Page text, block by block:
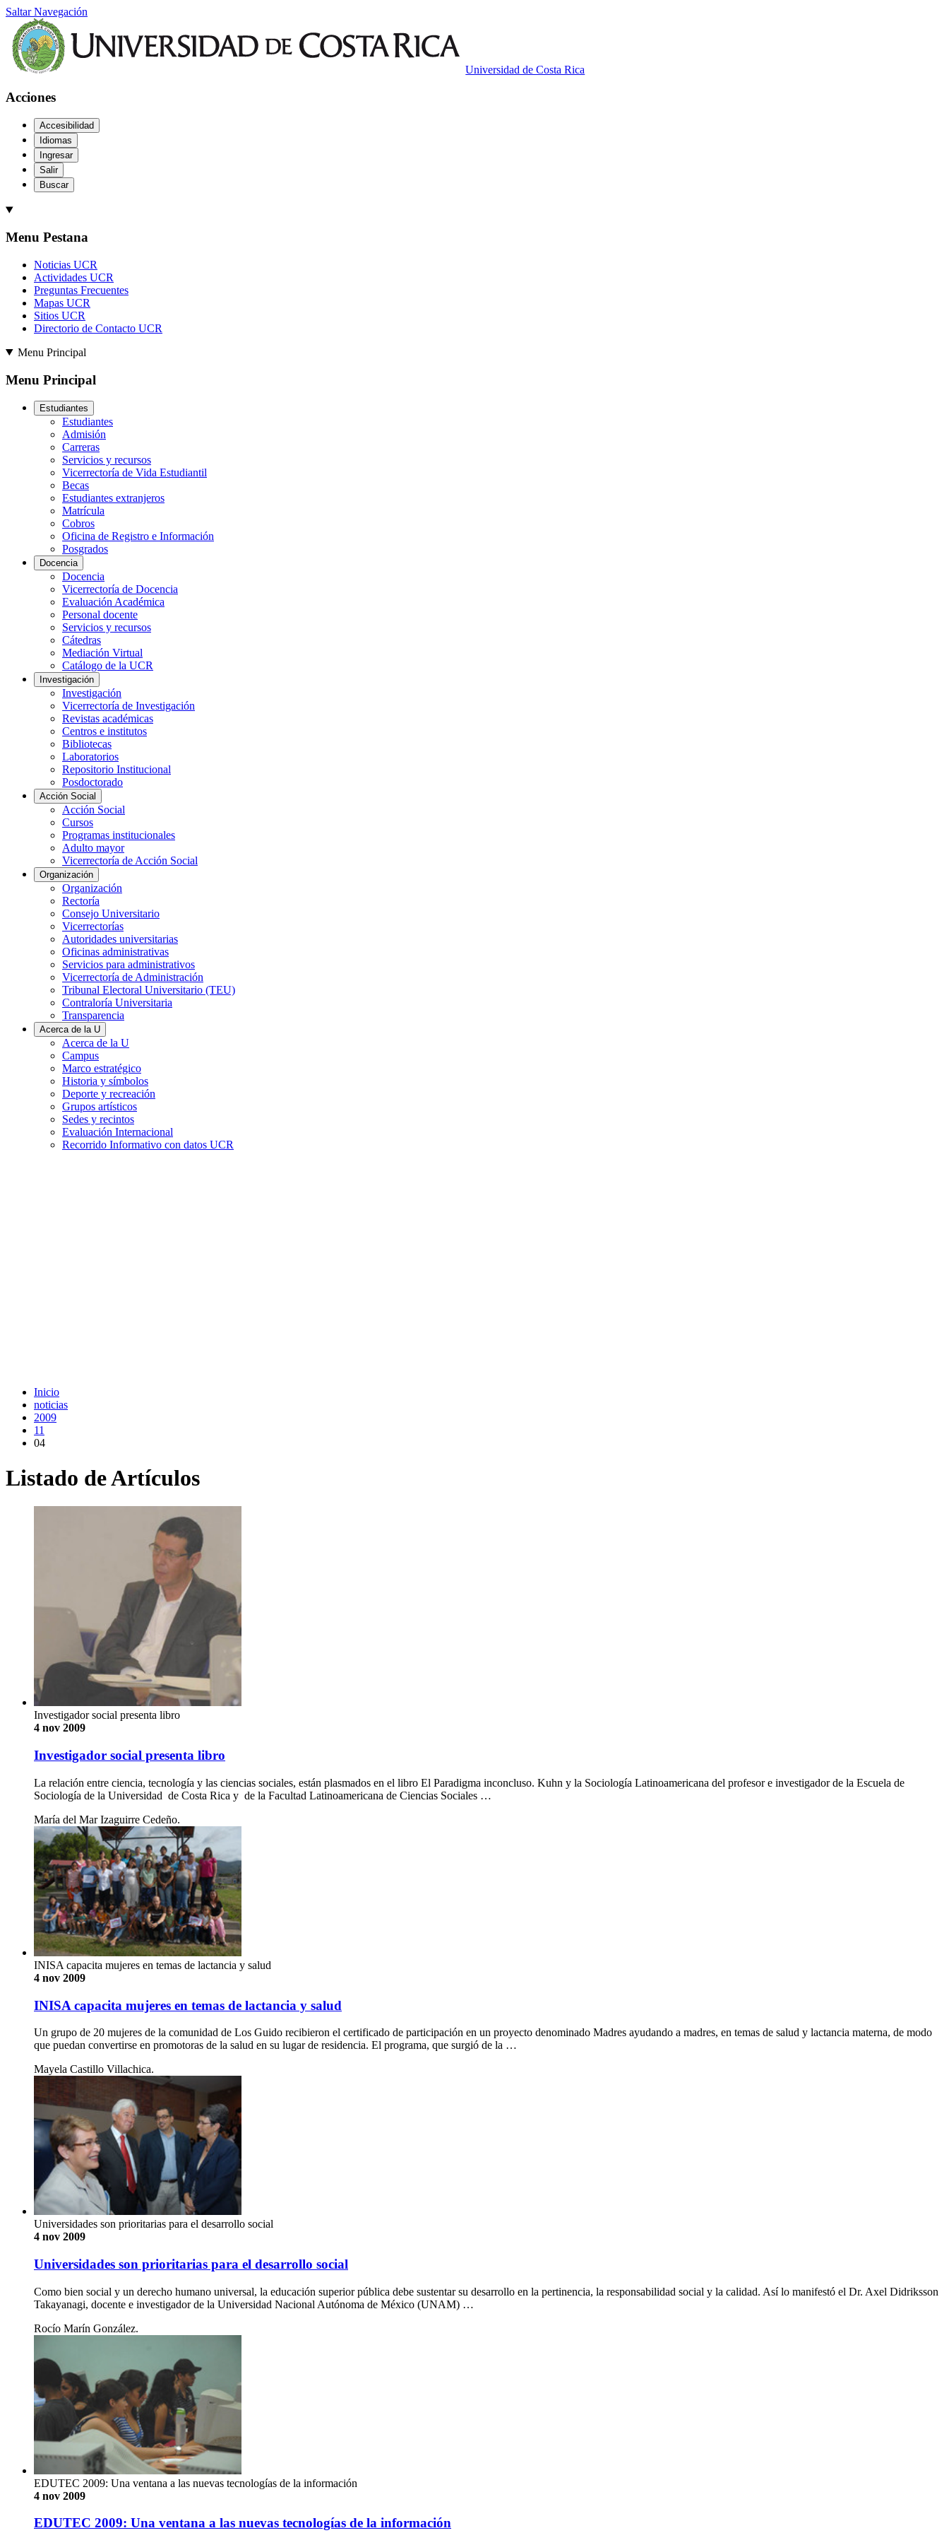
Saltar Navegación
Universidad de Costa Rica
Acciones
Accesibilidad
Idiomas
Ingresar
Salir
Buscar
Menu Pestana
Noticias UCR
Actividades UCR
Preguntas Frecuentes
Mapas UCR
Sitios UCR
Directorio de Contacto UCR
Menu Principal
Menu Principal
Estudiantes
Estudiantes
Admisión
Carreras
Servicios y recursos
Vicerrectoría de Vida Estudiantil
Becas
Estudiantes extranjeros
Matrícula
Cobros
Oficina de Registro e Información
Posgrados
Docencia
Docencia
Vicerrectoría de Docencia
Evaluación Académica
Personal docente
Servicios y recursos
Cátedras
Mediación Virtual
Catálogo de la UCR
Investigación
Investigación
Vicerrectoría de Investigación
Revistas académicas
Centros e institutos
Bibliotecas
Laboratorios
Repositorio Institucional
Posdoctorado
Acción Social
Acción Social
Cursos
Programas institucionales
Adulto mayor
Vicerrectoría de Acción Social
Organización
Organización
Rectoría
Consejo Universitario
Vicerrectorías
Autoridades universitarias
Oficinas administrativas
Servicios para administrativos
Vicerrectoría de Administración
Tribunal Electoral Universitario (TEU)
Contraloría Universitaria
Transparencia
Acerca de la U
Acerca de la U
Campus
Marco estratégico
Historia y símbolos
Deporte y recreación
Grupos artísticos
Sedes y recintos
Evaluación Internacional
Recorrido Informativo con datos UCR
Inicio
noticias
2009
11
04
Listado de Artículos
Investigador social presenta libro
4 nov 2009
Investigador social presenta libro
La relación entre ciencia, tecnología y las ciencias sociales, están plasmados en el libro El Paradigma inconcluso. Kuhn y la Sociología Latinoamericana del profesor e investigador de la Escuela de
Sociología de la Universidad de Costa Rica y de la Facultad Latinoamericana de Ciencias Sociales …
María del Mar Izaguirre Cedeño.
INISA capacita mujeres en temas de lactancia y salud
4 nov 2009
INISA capacita mujeres en temas de lactancia y salud
Un grupo de 20 mujeres de la comunidad de Los Guido recibieron el certificado de participación en un proyecto denominado Madres ayudando a madres, en temas de salud y lactancia materna, de modo
que puedan convertirse en promotoras de la salud en su lugar de residencia. El programa, que surgió de la …
Mayela Castillo Villachica.
Universidades son prioritarias para el desarrollo social
4 nov 2009
Universidades son prioritarias para el desarrollo social
Como bien social y un derecho humano universal, la educación superior pública debe sustentar su desarrollo en la pertinencia, la responsabilidad social y la calidad. Así lo manifestó el Dr. Axel Didriksson
Takayanagi, docente e investigador de la Universidad Nacional Autónoma de México (UNAM) …
Rocío Marín González.
EDUTEC 2009: Una ventana a las nuevas tecnologías de la información
4 nov 2009
EDUTEC 2009: Una ventana a las nuevas tecnologías de la información